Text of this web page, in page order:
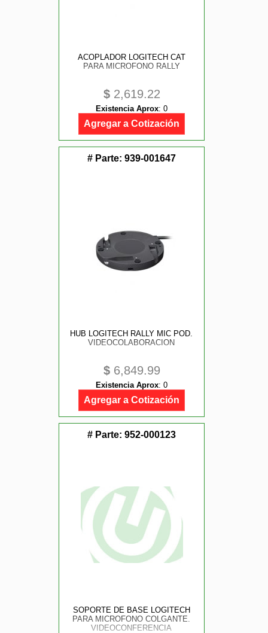
ACOPLADOR LOGITECH CAT
PARA MICROFONO RALLY
$2,619.22
Existencia Aprox: 0
Agregar a Cotización
# Parte: 939-001647
HUB LOGITECH RALLY MIC POD.
VIDEOCOLABORACION
$6,849.99
Existencia Aprox: 0
Agregar a Cotización
# Parte: 952-000123
SOPORTE DE BASE LOGITECH
PARA MICROFONO COLGANTE.
VIDEOCONFERENCIA